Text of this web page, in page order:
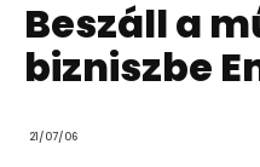
Beszáll a
bizniszbe
21/07/06